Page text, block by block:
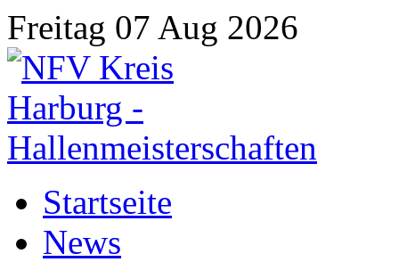
Freitag 07 Aug 2026
Startseite
News